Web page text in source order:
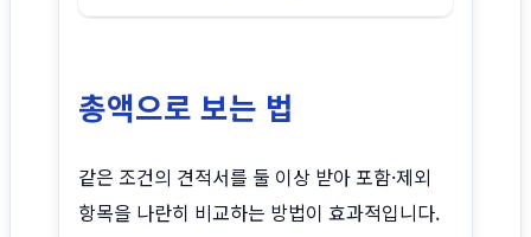
총액으로 보는 법
같은 조건의 견적서를 둘 이상 받아 포함·제외
항목을 나란히 비교하는 방법이 효과적입니다.